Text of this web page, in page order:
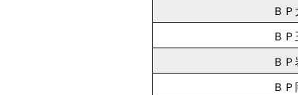
Ｂ
ＢＰ
ＢＰ
Ｂ